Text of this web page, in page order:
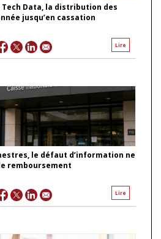
Data, la distribution des
jusqu’en cassation
Lire
le défaut d’information ne
remboursement
Lire